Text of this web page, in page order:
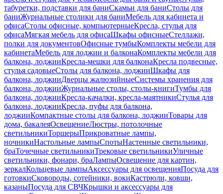
табуретки, подставки для баниСкамьи для баниСтолы для
баниЖурнальные столики для баниМебель для кабинета и
офисаСтолы офисные, компьютерныеКресла, стулья для
офисаМягкая мебель для офисаШкафы офисныеСтеллажи,
полки для документовОфисные тумбыКомплекты мебели для
кабинетаМебель для лоджии и балконаКомплекты мебели для
балкона, лоджииКресла-мешки для балконаКресла подвесные,
стулья садовыеСтолы для балкона, лоджииШкафы для
балкона, лоджииДверцы жалюзийныеСистемы хранения для
балкона, лоджииЖурнальные столы, столы-книгиТумбы для
балкона, лоджииКресла-качалки, кресла-маятникиСтулья для
балкона, лоджииКресла, пуфы для балкона,
лоджииКомпактные столы для балкона, лоджииТовары для
дома, бакалеяОсвещениеЛюстры, потолочные
светильникиТоршерыПрикроватные лампы,
ночникиНастольные лампыСпотыНастенные светильники,
браТочечные светильникиТрековые светильникиУличные
светильники, фонари, браЛампыОсвещение для картин,
зеркалКольцевые лампыАксессуары для освещенияПосуда для
готовкиСковороды, сотейники, вокиКастрюли, ковши,
казаныПосуда для СВЧКрышки и аксессуары для